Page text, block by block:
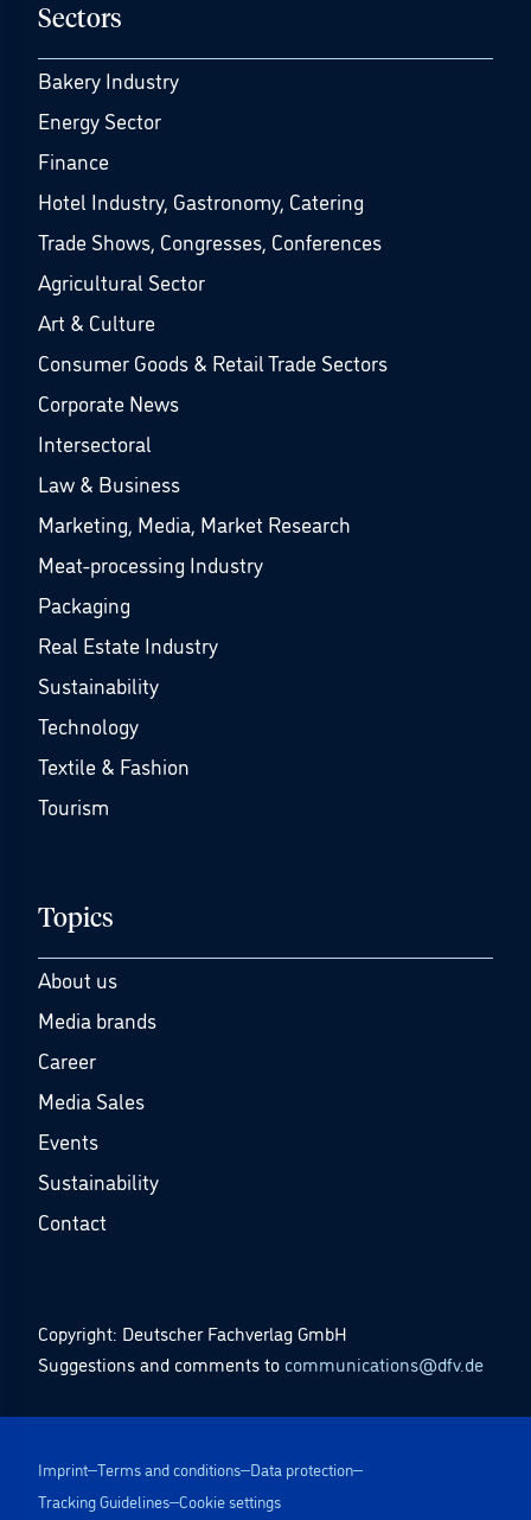
Sectors
Bakery Industry
Energy Sector
Finance
Hotel Industry, Gastronomy, Catering
Trade Shows, Congresses, Conferences
Agricultural Sector
Art & Culture
Consumer Goods & Retail Trade Sectors
Corporate News
Intersectoral
Law & Business
Marketing, Media, Market Research
Meat-processing Industry
Packaging
Real Estate Industry
Sustainability
Technology
Textile & Fashion
Tourism
Topics
About us
Media brands
Career
Media Sales
Events
Sustainability
Contact
Copyright: Deutscher Fachverlag GmbH
Suggestions and comments to communications@dfv.de
Imprint Terms and conditions Data protection
Tracking Guidelines Cookie settings